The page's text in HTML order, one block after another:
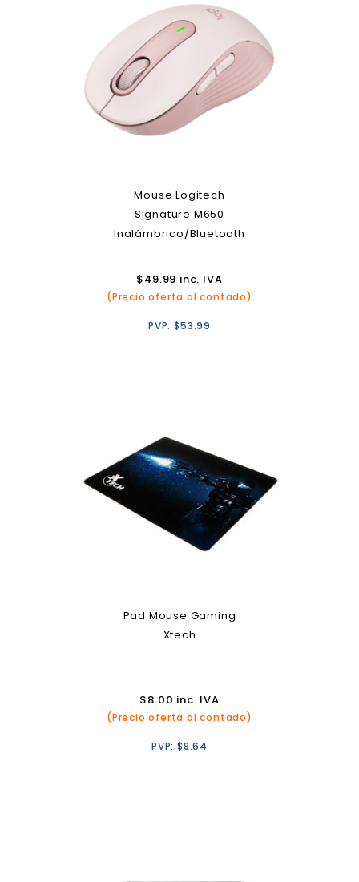
Mouse Logitech
Signature M650
Inalámbrico/Bluetooth
$49.99 inc. IVA
(Precio oferta al contado)
PVP:$53.99
Pad Mouse Gaming
Xtech
$8.00 inc. IVA
(Precio oferta al contado)
PVP: $8.64